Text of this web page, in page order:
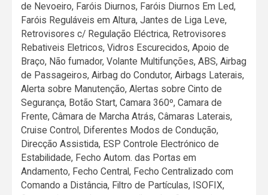
de Nevoeiro, Faróis Diurnos, Faróis Diurnos Em Led,
Faróis Reguláveis em Altura, Jantes de Liga Leve,
Retrovisores c/ Regulação Eléctrica, Retrovisores
Rebativeis Eletricos, Vidros Escurecidos, Apoio de
Braço, Não fumador, Volante Multifunções, ABS, Airbag
de Passageiros, Airbag do Condutor, Airbags Laterais,
Alerta sobre Manutenção, Alertas sobre Cinto de
Segurança, Botão Start, Camara 360º, Camara de
Frente, Câmara de Marcha Atrás, Câmaras Laterais,
Cruise Control, Diferentes Modos de Condução,
Direcção Assistida, ESP Controle Electrónico de
Estabilidade, Fecho Autom. das Portas em
Andamento, Fecho Central, Fecho Centralizado com
Comando a Distância, Filtro de Partículas, ISOFIX,